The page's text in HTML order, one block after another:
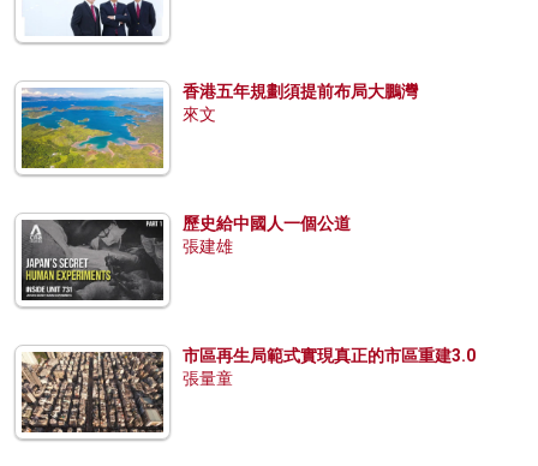
香港五年規劃須提前布局大鵬灣
來文
歷史給中國人一個公道
張建雄
市區再生局範式實現真正的市區重建3.0
張量童